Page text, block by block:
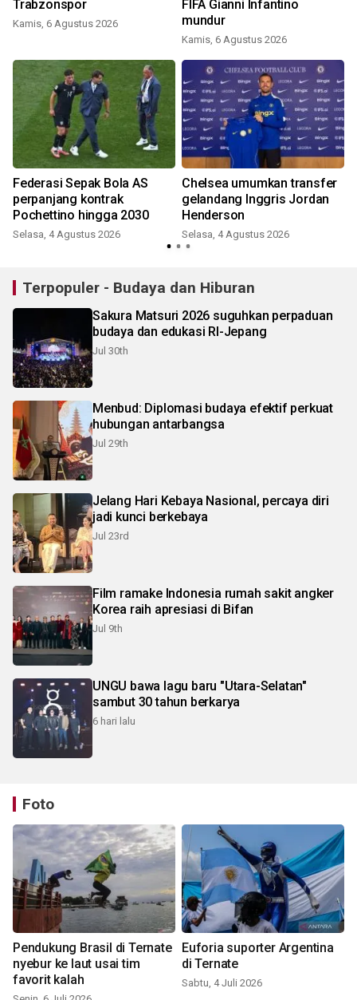
Trabzonspor
Kamis, 6 Agustus 2026
FIFA Gianni Infantino
mundur
Kamis, 6 Agustus 2026
Federasi Sepak Bola AS
perpanjang kontrak
Pochettino hingga 2030
Selasa, 4 Agustus 2026
Chelsea umumkan transfer
gelandang Inggris Jordan
Henderson
Selasa, 4 Agustus 2026
Terpopuler - Budaya dan Hiburan
Sakura Matsuri 2026 suguhkan perpaduan
budaya dan edukasi RI-Jepang
Jul 30th
Menbud: Diplomasi budaya efektif perkuat
hubungan antarbangsa
Jul 29th
Jelang Hari Kebaya Nasional, percaya diri
jadi kunci berkebaya
Jul 23rd
Film ramake Indonesia rumah sakit angker
Korea raih apresiasi di Bifan
Jul 9th
UNGU bawa lagu baru "Utara-Selatan"
sambut 30 tahun berkarya
6 hari lalu
Foto
Pendukung Brasil di Ternate
nyebur ke laut usai tim
favorit kalah
Euforia suporter Argentina
di Ternate
Sabtu, 4 Juli 2026